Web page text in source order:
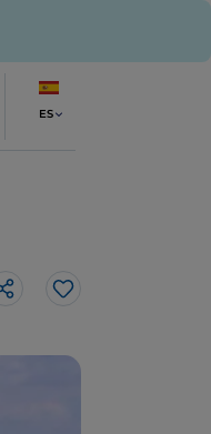
ES
Me gusta